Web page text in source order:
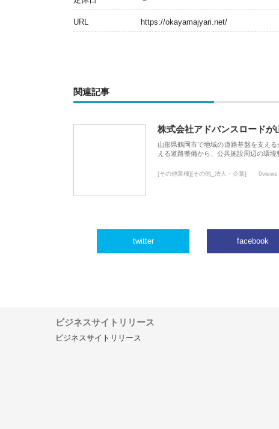
URL https://okayamajyari.net/
関連記事
株式会社アドバンスロードが
山形県鶴岡市で地域の道路基盤を支え
える道路整備から、公共施設周辺の環
[その他業種][その他_法人・企業] 0views
twitter facebook
ビジネスサイトリリース
ビジネスサイトリリース